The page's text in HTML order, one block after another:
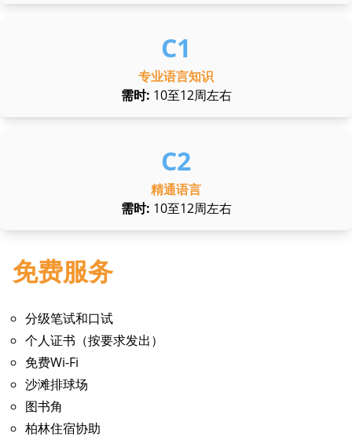
专业语言知识
需时: 10至12周左右
精通语言
需时: 10至12周左右
免费服务
分级笔试和口试
个人证书（按要求发出）
免费Wi-Fi
沙滩排球场
图书角
柏林住宿协助